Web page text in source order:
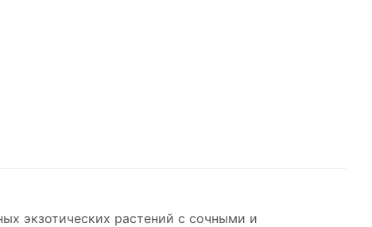
экзотических растений с сочными и